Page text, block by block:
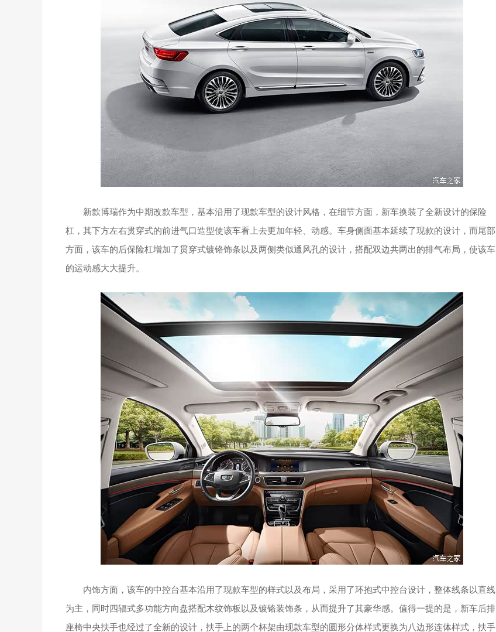
新款博瑞作为中期改款车型，基本沿用了现款车型的设计风格，在细节方面，新车换装了全新设计的保险
杠，其下方左右贯穿式的前进气口造型使该车看上去更加年轻、动感。车身侧面基本延续了现款的设计，而尾部
方面，该车的后保险杠增加了贯穿式镀铬饰条以及两侧类似通风孔的设计，搭配双边共两出的排气布局，使该车
的运动感大大提升。
内饰方面，该车的中控台基本沿用了现款车型的样式以及布局，采用了环抱式中控台设计，整体线条以直线
为主，同时四辐式多功能方向盘搭配木纹饰板以及镀铬装饰条，从而提升了其豪华感。值得一提的是，新车后排
座椅中央扶手也经过了全新的设计，扶手上的两个杯架由现款车型的圆形分体样式更换为八边形连体样式，扶手